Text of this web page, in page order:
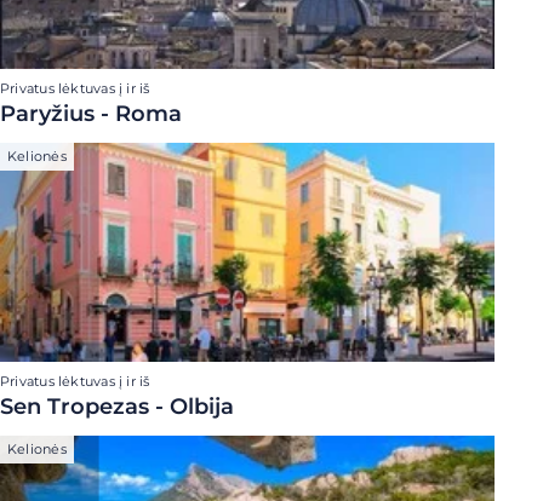
Privatus lėktuvas į ir iš
Paryžius - Roma
Kelionės
Privatus lėktuvas į ir iš
Sen Tropezas - Olbija
Kelionės